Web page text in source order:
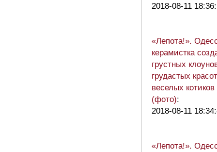
2018-08-11
«Лепота!».
керамистка
грустных
грудастых
веселых котиков
(фото):
2018-08-11
«Лепота!».